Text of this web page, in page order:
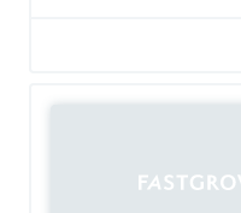
からは、BCGのマネー
て、AI領域を担当。2025
1981年生まれ。京都大学
ラクスル事業本部における